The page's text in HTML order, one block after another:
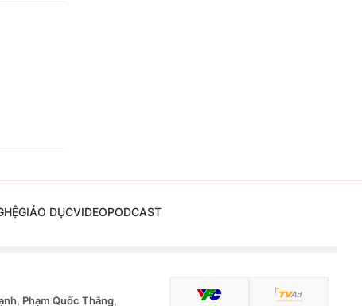
GIÁO DỤCVIDEOPODCAST
Phạm Quốc Thắng,